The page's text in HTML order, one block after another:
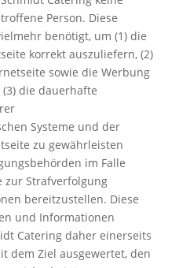
Person. Diese
benötigt, um (1) die
korrekt auszuliefern, (2)
sowie die Werbung
die dauerhafte
Systeme und der
zu gewährleisten
im Falle
zur Strafverfolgung
bereitzustellen. Diese
und Informationen
Catering daher einerseits
dem Ziel ausgewertet, den